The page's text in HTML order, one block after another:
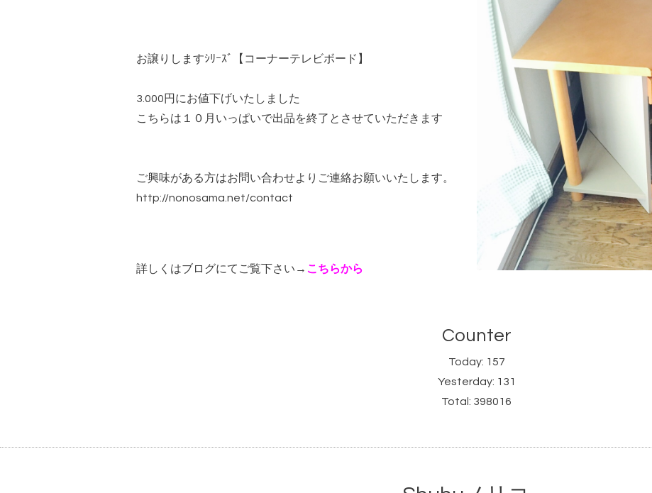
お譲りしますｼﾘｰｽﾞ【コーナーテレビボード】
3.000円にお値下げいたしました
こちらは１０月いっぱいで出品を終了とさせていただきます
ご興味がある方はお問い合わせよりご連絡お願いいたします。
http://nonosama.net/contact
詳しくはブログにてご覧下さい→ こちらから
Counter
Today: 157
Yesterday: 131
Total: 398016